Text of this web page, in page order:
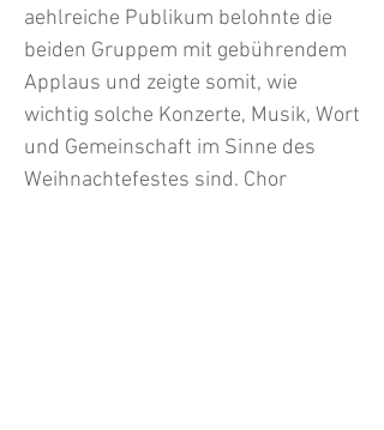
aehlreiche Publikum belohnte die
beiden Gruppem mit gebührendem
Applaus und zeigte somit, wie
wichtig solche Konzerte, Musik, Wort
und Gemeinschaft im Sinne des
Weihnachtefestes sind. Chor